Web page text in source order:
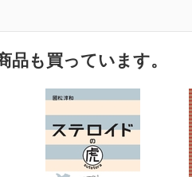
品も買っています。